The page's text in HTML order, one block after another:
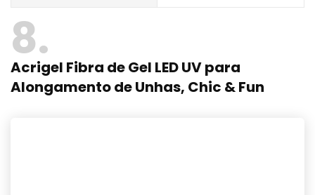
8
Acrigel Fibra de Gel LED UV para
Alongamento de Unhas, Chic & Fun